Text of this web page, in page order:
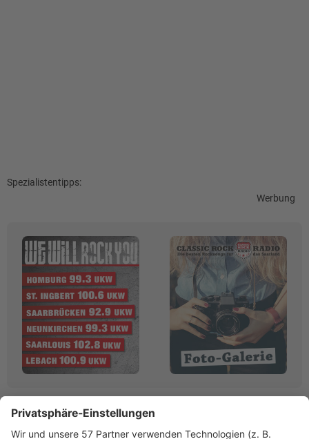
Spezialistentipps:
Werbung
Linktipps:
Werbung